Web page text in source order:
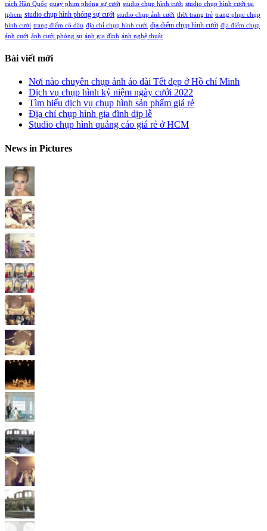
cách Hàn Quốc quay phim phóng sự cưới studio chụp hình cưới studio chụp hình cưới tại
tphcm studio chụp hình phóng sự cưới studio chụp ảnh cưới thời trang trẻ trang phục chụp
hình cưới trang điểm cô dâu địa chỉ chụp hình cưới địa điểm chụp hình cưới địa điểm chụp
ảnh cưới ảnh cưới phóng sự ảnh gia đình ảnh nghệ thuật
Bài viết mới
Nơi nào chuyên chụp ảnh áo dài Tết đẹp ở Hồ chí Minh
Dịch vụ chụp hình kỷ niệm ngày cưới 2022
Tìm hiểu dịch vụ chụp hình sản phẩm giá rẻ
Địa chỉ chụp hình gia đình dịp lễ
Studio chụp hình quảng cáo giá rẻ ở HCM
News in Pictures